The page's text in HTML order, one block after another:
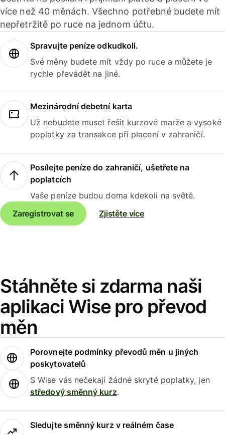
více než 40 měnách. Všechno potřebné budete mít
nepřetržitě po ruce na jednom účtu.
Spravujte peníze odkudkoli.
Své měny budete mít vždy po ruce a můžete je
rychle převádět na jiné.
Mezinárodní debetní karta
Už nebudete muset řešit kurzové marže a vysoké
poplatky za transakce při placení v zahraničí.
Posílejte peníze do zahraničí, ušetřete na
poplatcích
Vaše peníze budou doma kdekoli na světě.
Zaregistrovat se
Zjistěte více
Stáhněte si zdarma naši
aplikaci Wise pro převod
měn
Porovnejte podmínky převodů měn u jiných
poskytovatelů
S Wise vás nečekají žádné skryté poplatky, jen
středový směnný kurz.
Sledujte směnný kurz v reálném čase